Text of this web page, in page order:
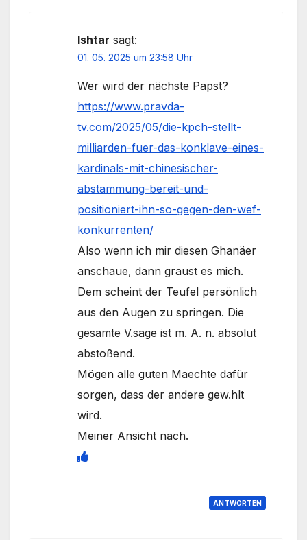
Ishtar sagt:
01. 05. 2025 um 23:58 Uhr
Wer wird der nächste Papst?
https://www.pravda-
tv.com/2025/05/die-kpch-stellt-
milliarden-fuer-das-konklave-eines-
kardinals-mit-chinesischer-
abstammung-bereit-und-
positioniert-ihn-so-gegen-den-wef-
konkurrenten/
Also wenn ich mir diesen Ghanäer
anschaue, dann graust es mich.
Dem scheint der Teufel persönlich
aus den Augen zu springen. Die
gesamte V.sage ist m. A. n. absolut
abstoßend.
Mögen alle guten Maechte dafür
sorgen, dass der andere gew.hlt
wird.
Meiner Ansicht nach.
ANTWORTEN